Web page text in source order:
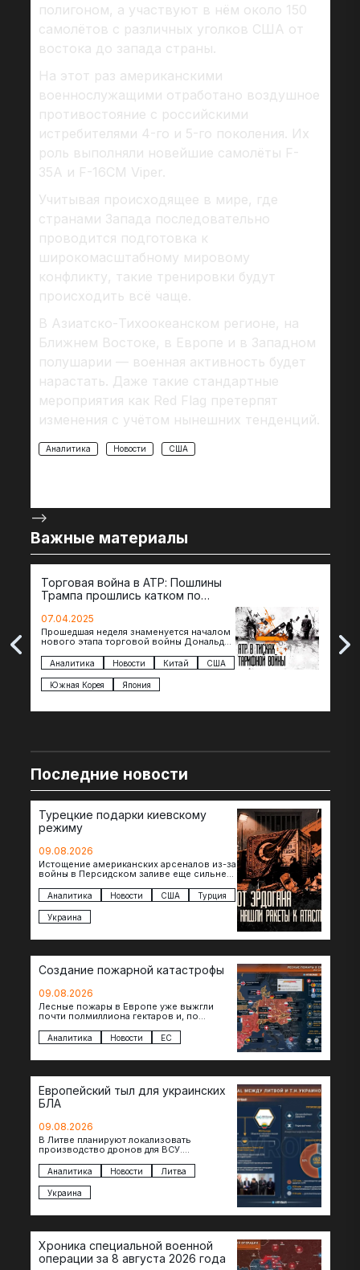
полигоном, а участвуют в нём около 150
самолётов с различных уголков США от
востока до запада страны.
На этот раз американскими
военнослужащими отработано воздушное
противостояние с российскими
истребителями 4-го и 5-го поколения. Их
роль выполняли новейшие самолёты F-
35A и F-16CM Viper.
Учитывая происходящее в мире, где
странами Запада последовательно
проводится подготовка к
широкомасштабному мировому
конфликту, такие тренировки будут
происходить всё чаще.
В Азиатско-Тихоокеанском регионе, на
Ближнем Востоке, в Европе и в Западном
полушарии — военная активность будет
нарастать. Даже такие стандартные
мероприятия как Red Flag претерпят
изменения с учётом нынешних тенденций.
Аналитика Новости США
-->
Важные материалы
Торговая война в АТР: Пошлины
Трампа прошлись катком по
07.04.2025
Прошедшая неделя знаменуется началом
нового этапа торговой войны Дональда
импорта из более 100 стран…
Аналитика Новости Китай США
Южная Корея Япония
The
Последние новости
Турецкие подарки киевскому
режиму
09.08.2026
Истощение американских арсеналов из-за
войны в Персидском заливе еще сильнее
американских ракет т.н. Украине. И…
Аналитика Новости США Турция
Украина
Создание пожарной катастрофы
09.08.2026
Лесные пожары в Европе уже выжгли
почти полмиллиона гектаров и, по
экономике в €15,6–19,1 млрд. К…
Аналитика Новости ЕС
Европейский тыл для украинских
БЛА
09.08.2026
В Литве планируют локализовать
производство дронов для ВСУ.
президенты Гитанас Науседа и Владимир
Зеленский подписали…
Аналитика Новости Литва
Украина
Хроника специальной военной
операции за 8 августа 2026 года